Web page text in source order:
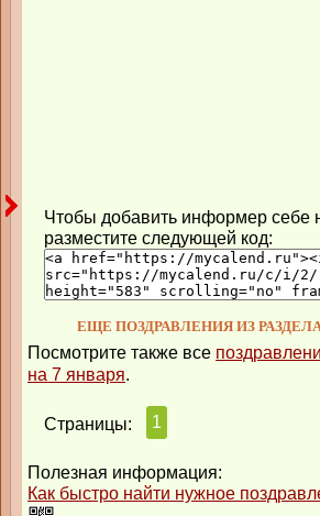
Чтобы добавить информер себе
разместите следующей код:
ЕЩЕ ПОЗДРАВЛЕНИЯ ИЗ
Посмотрите также все
на 7 января.
Страницы: 1
Полезная информация:
Как быстро найти нужное